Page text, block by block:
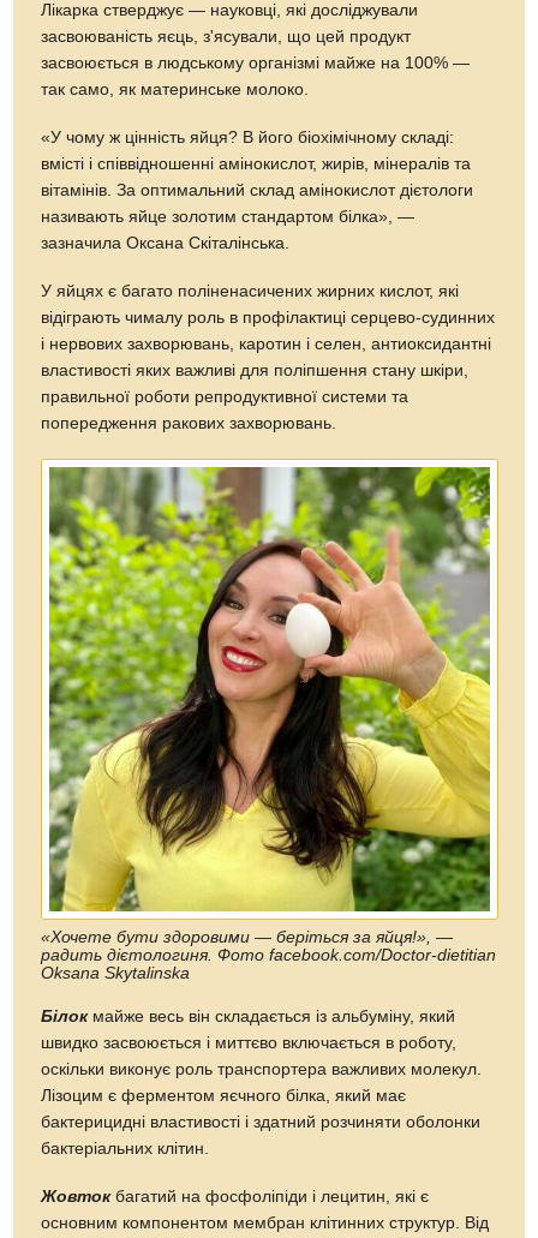
Лікарка стверджує — науковці, які досліджували
засвоюваність яєць, з'ясували, що цей продукт
засвоюється в людському організмі майже на 100% —
так само, як материнське молоко.
«У чому ж цінність яйця? В його біохімічному складі:
вмісті і співвідношенні амінокислот, жирів, мінералів та
вітамінів. За оптимальний склад амінокислот дієтологи
називають яйце золотим стандартом білка», —
зазначила Оксана Скіталінська.
У яйцях є багато поліненасичених жирних кислот, які
відіграють чималу роль в профілактиці серцево-судинних
і нервових захворювань, каротин і селен, антиоксидантні
властивості яких важливі для поліпшення стану шкіри,
правильної роботи репродуктивної системи та
попередження ракових захворювань.
«Хочете бути здоровими — беріться за яйця!», —
радить дієтологиня. Фото facebook.com/Doctor-dietitian
Oksana Skytalinska
Білокмайже весь він складається із альбуміну, який
швидко засвоюється і миттєво включається в роботу,
оскільки виконує роль транспортера важливих молекул.
Лізоцим є ферментом яєчного білка, який має
бактерицидні властивості і здатний розчиняти оболонки
бактеріальних клітин.
Жовтокбагатий на фосфоліпіди і лецитин, які є
основним компонентом мембран клітинних структур. Від